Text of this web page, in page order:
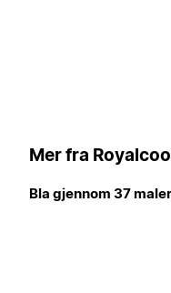
Mer fra
Bla gjennom 37 maler